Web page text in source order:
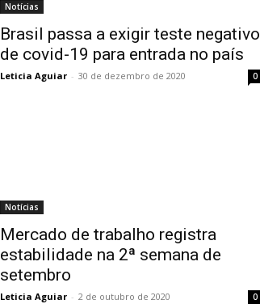
Notícias
Brasil passa a exigir teste negativo
de covid-19 para entrada no país
Leticia Aguiar - 30 de dezembro de 2020 0
Notícias
Mercado de trabalho registra
estabilidade na 2ª semana de
setembro
Leticia Aguiar - 2 de outubro de 2020 0